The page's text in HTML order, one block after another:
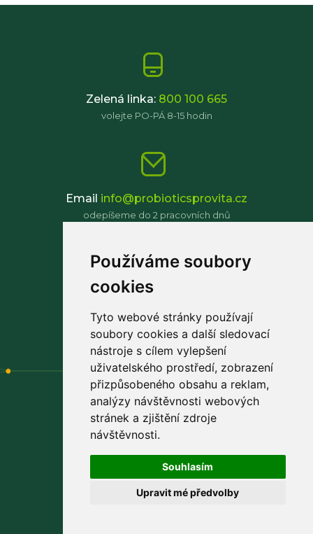
Používáme soubory
cookies
Tyto webové stránky používají
soubory cookies a další sledovací
nástroje s cílem vylepšení
uživatelského prostředí, zobrazení
přizpůsobeného obsahu a reklam,
analýzy návštěvnosti webových
stránek a zjištění zdroje
návštěvnosti.
Souhlasím
Upravit mé předvolby
Zelená linka: 800 100 665
volejte PO-PÁ 8-15 hodin
Email info@probioticsprovita.cz
odepíšeme do 2 pracovních dnů
Navštivte náš
praktické rady a tipy pro vás
Výhradní distributor
PROBIOTICS PROVITA s.r.o.